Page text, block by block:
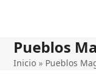
Pueblos
Inicio » Pueblos